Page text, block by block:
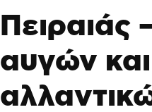
αυγών